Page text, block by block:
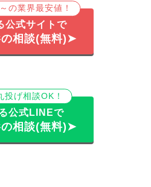
の業界最安値！
公式サイトで
相談(無料)➤
投げ相談OK！
公式LINEで
相談(無料)➤